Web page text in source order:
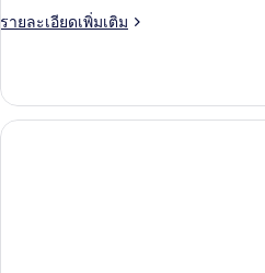
ห้อง
นอน,
รายละเอียดเพิ่มเติม
ราย
เกี่ยว
กับ
ดี